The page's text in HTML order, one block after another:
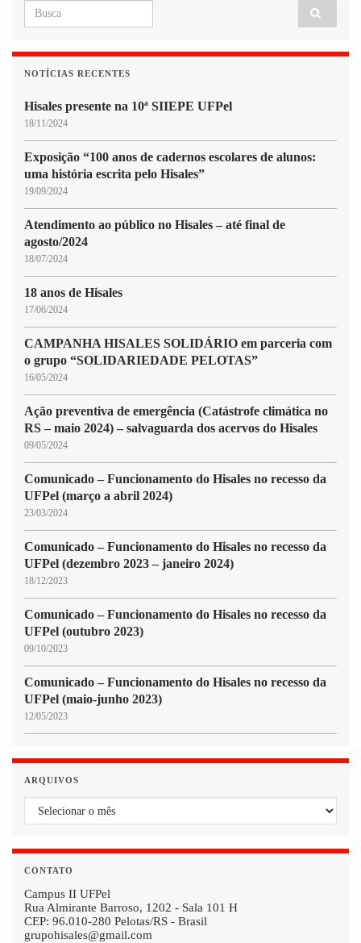
NOTÍCIAS RECENTES
Hisales presente na 10ª SIIEPE UFPel
18/11/2024
Exposição “100 anos de cadernos escolares de alunos:
uma história escrita pelo Hisales”
19/09/2024
Atendimento ao público no Hisales – até final de
agosto/2024
18/07/2024
18 anos de Hisales
17/06/2024
CAMPANHA HISALES SOLIDÁRIO em parceria com
o grupo “SOLIDARIEDADE PELOTAS”
16/05/2024
Ação preventiva de emergência (Catástrofe climática no
RS – maio 2024) – salvaguarda dos acervos do Hisales
09/05/2024
Comunicado – Funcionamento do Hisales no recesso da
UFPel (março a abril 2024)
23/03/2024
Comunicado – Funcionamento do Hisales no recesso da
UFPel (dezembro 2023 – janeiro 2024)
18/12/2023
Comunicado – Funcionamento do Hisales no recesso da
UFPel (outubro 2023)
09/10/2023
Comunicado – Funcionamento do Hisales no recesso da
UFPel (maio-junho 2023)
12/05/2023
ARQUIVOS
CONTATO
Campus II UFPel
Rua Almirante Barroso, 1202 - Sala 101 H
CEP: 96.010-280 Pelotas/RS - Brasil
grupohisales@gmail.com